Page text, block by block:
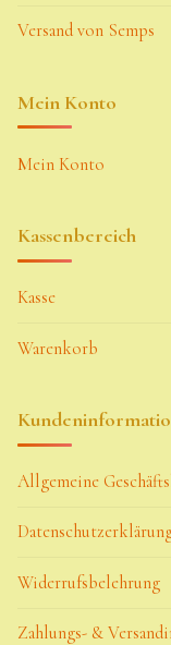
Versand von Semps
Mein Konto
Mein Konto
Kassenbereich
Kasse
Warenkorb
Allgemeine
Widerrufsbelehrung
Zahlungs- &